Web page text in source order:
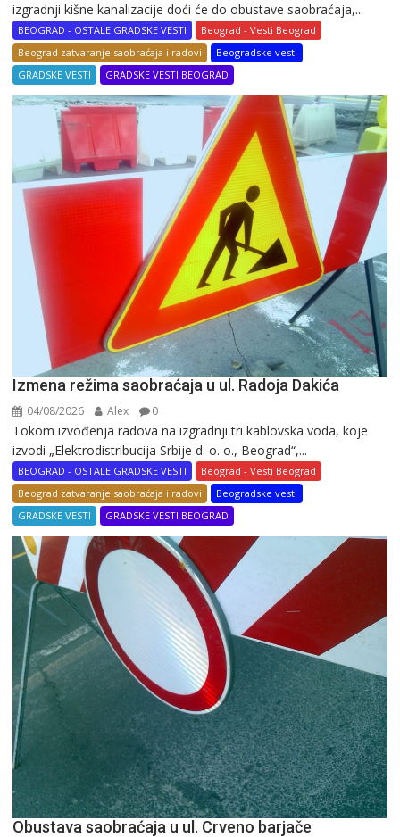
izgradnji kišne kanalizacije doći će do obustave saobraćaja,...
BEOGRAD - OSTALE GRADSKE VESTI
Beograd - Vesti Beograd
Beograd zatvaranje saobraćaja i radovi
Beogradske vesti
GRADSKE VESTI
GRADSKE VESTI BEOGRAD
Izmena režima saobraćaja u ul. Radoja Dakića
04/08/2026 Alex 0
Tokom izvođenja radova na izgradnji tri kablovska voda, koje
izvodi „Elektrodistribucija Srbije d. o. o., Beograd“,...
BEOGRAD - OSTALE GRADSKE VESTI
Beograd - Vesti Beograd
Beograd zatvaranje saobraćaja i radovi
Beogradske vesti
GRADSKE VESTI
GRADSKE VESTI BEOGRAD
Obustava saobraćaja u ul. Crveno barjače